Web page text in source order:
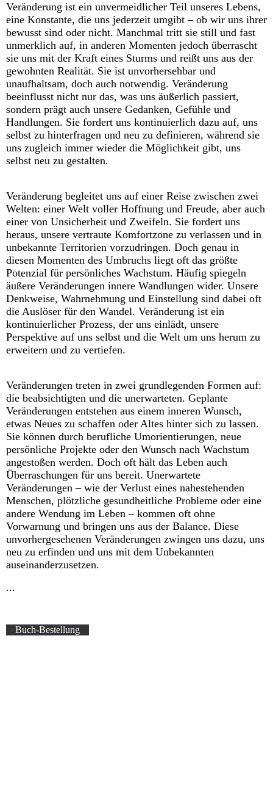
Veränderung ist ein unvermeidlicher Teil unseres Lebens,
eine Konstante, die uns jederzeit umgibt – ob wir uns ihrer
bewusst sind oder nicht. Manchmal tritt sie still und fast
unmerklich auf, in anderen Momenten jedoch überrascht
sie uns mit der Kraft eines Sturms und reißt uns aus der
gewohnten Realität. Sie ist unvorhersehbar und
unaufhaltsam, doch auch notwendig. Veränderung
beeinflusst nicht nur das, was uns äußerlich passiert,
sondern prägt auch unsere Gedanken, Gefühle und
Handlungen. Sie fordert uns kontinuierlich dazu auf, uns
selbst zu hinterfragen und neu zu definieren, während sie
uns zugleich immer wieder die Möglichkeit gibt, uns
selbst neu zu gestalten.
Veränderung begleitet uns auf einer Reise zwischen zwei
Welten: einer Welt voller Hoffnung und Freude, aber auch
einer von Unsicherheit und Zweifeln. Sie fordert uns
heraus, unsere vertraute Komfortzone zu verlassen und in
unbekannte Territorien vorzudringen. Doch genau in
diesen Momenten des Umbruchs liegt oft das größte
Potenzial für persönliches Wachstum. Häufig spiegeln
äußere Veränderungen innere Wandlungen wider. Unsere
Denkweise, Wahrnehmung und Einstellung sind dabei oft
die Auslöser für den Wandel. Veränderung ist ein
kontinuierlicher Prozess, der uns einlädt, unsere
Perspektive auf uns selbst und die Welt um uns herum zu
erweitern und zu vertiefen.
Veränderungen treten in zwei grundlegenden Formen auf:
die beabsichtigten und die unerwarteten. Geplante
Veränderungen entstehen aus einem inneren Wunsch,
etwas Neues zu schaffen oder Altes hinter sich zu lassen.
Sie können durch berufliche Umorientierungen, neue
persönliche Projekte oder den Wunsch nach Wachstum
angestoßen werden. Doch oft hält das Leben auch
Überraschungen für uns bereit. Unerwartete
Veränderungen – wie der Verlust eines nahestehenden
Menschen, plötzliche gesundheitliche Probleme oder eine
andere Wendung im Leben – kommen oft ohne
Vorwarnung und bringen uns aus der Balance. Diese
unvorhergesehenen Veränderungen zwingen uns dazu, uns
neu zu erfinden und uns mit dem Unbekannten
auseinanderzusetzen.
...
Buch-Bestellung